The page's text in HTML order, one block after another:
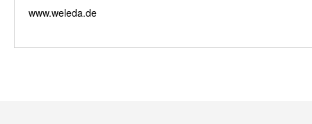
www.weleda.de